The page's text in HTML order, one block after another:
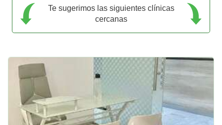
Te sugerimos las siguientes clínicas
cercanas